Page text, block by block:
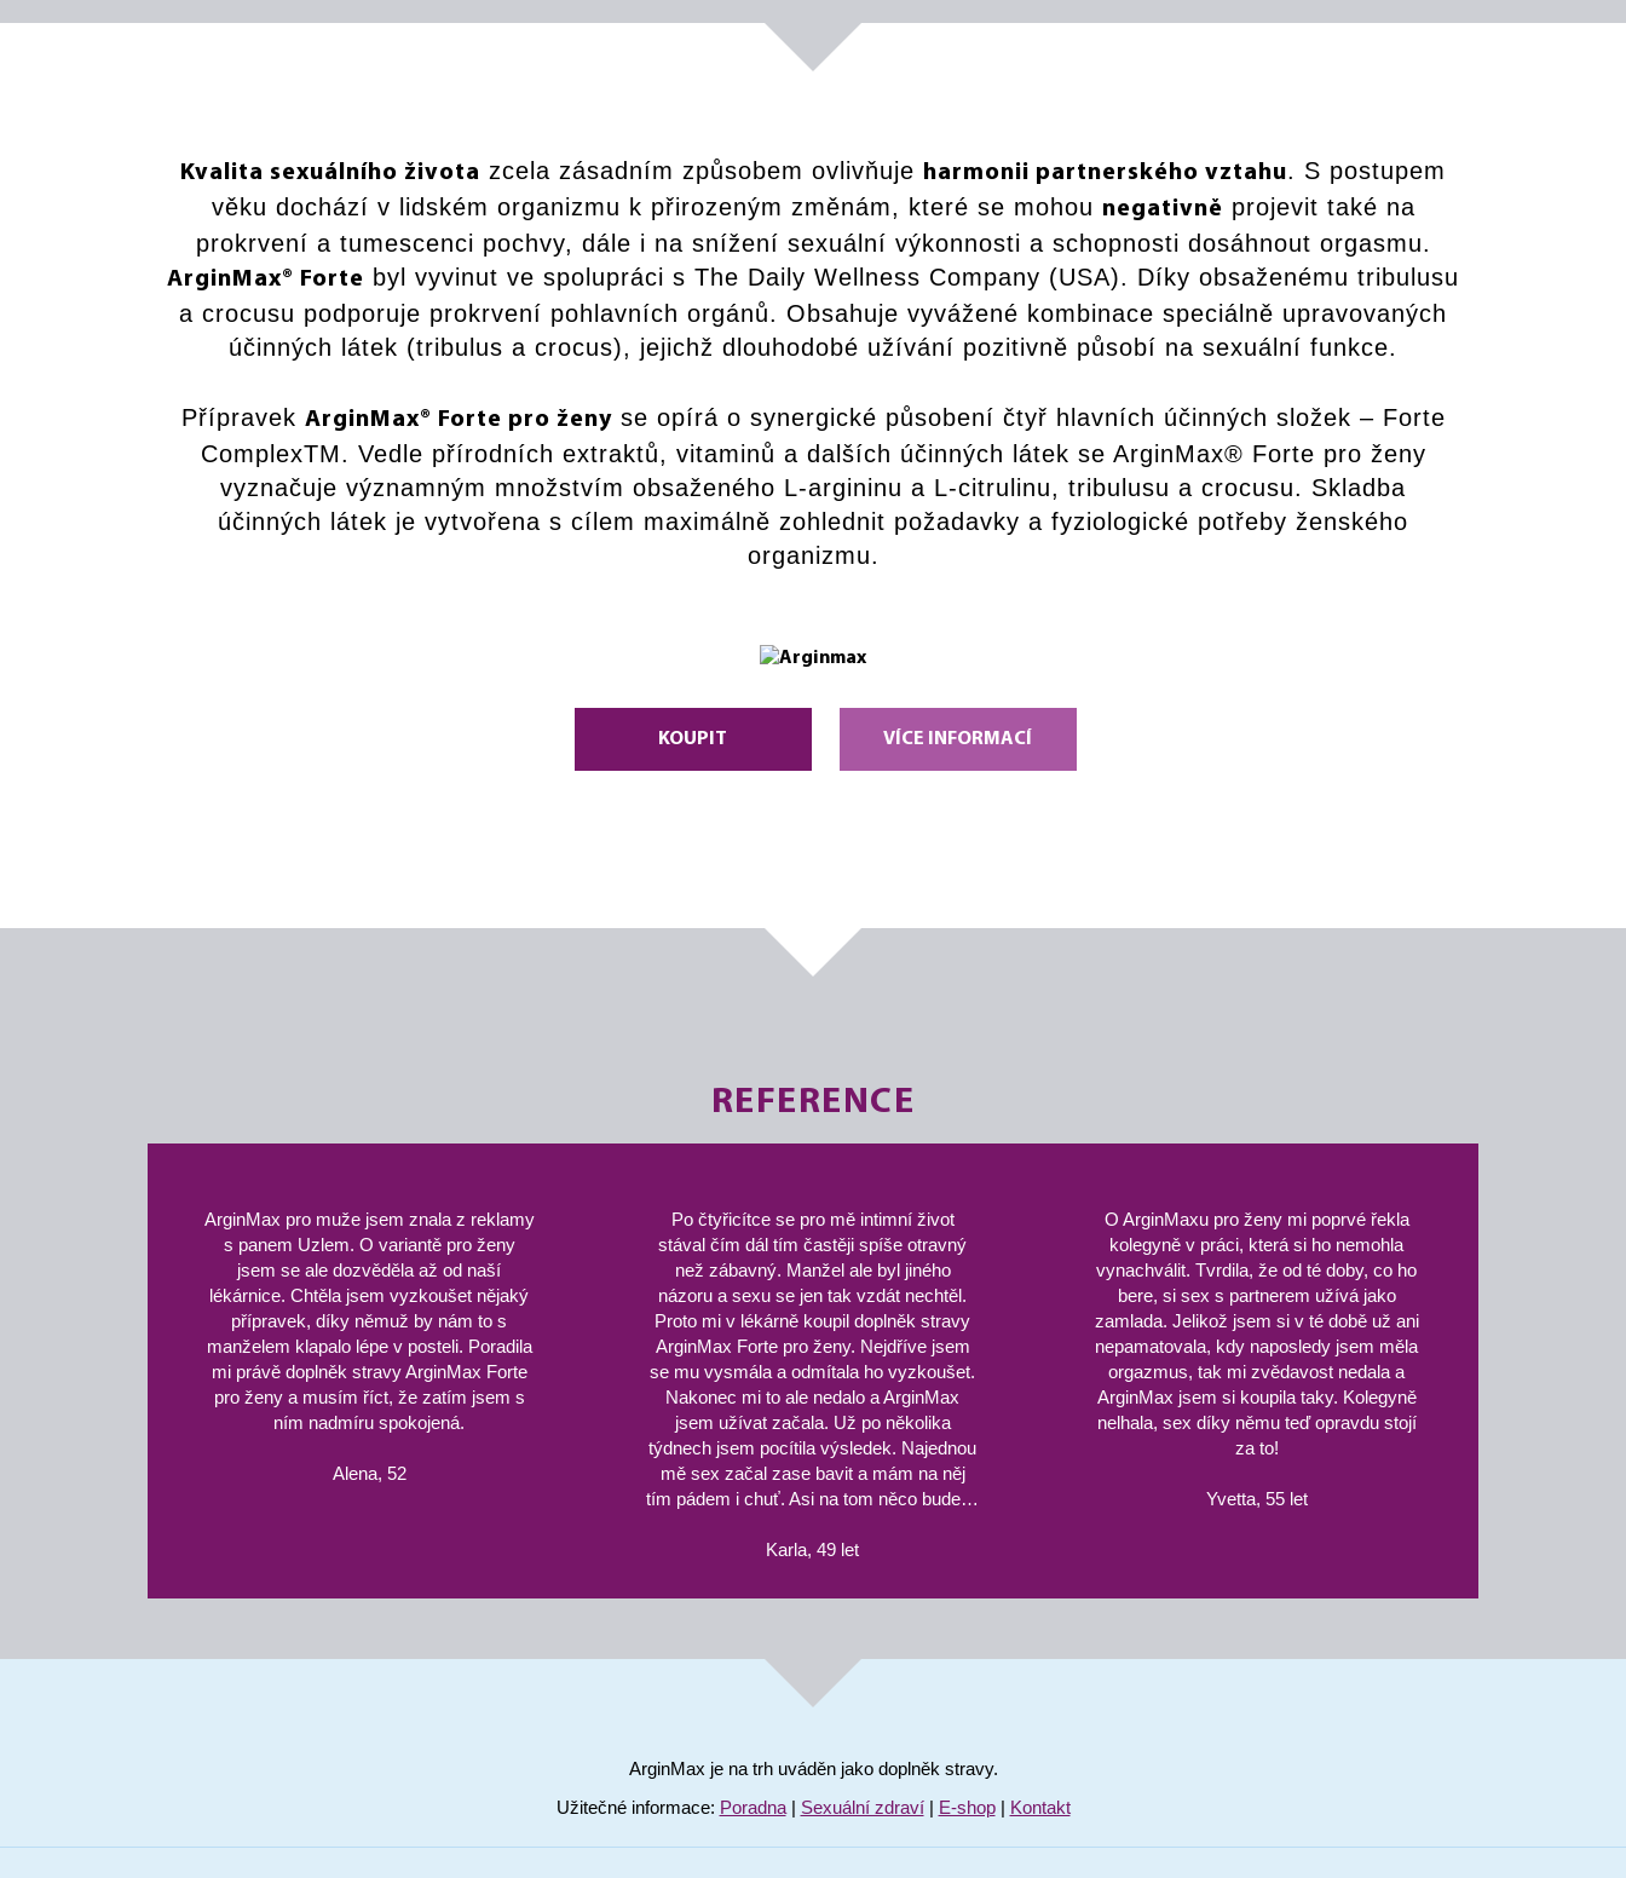
Kvalita sexuálního života zcela zásadním způsobem ovlivňuje harmonii partnerského vztahu. S postupem
věku dochází v lidském organizmu k přirozeným změnám, které se mohou negativně projevit také na
prokrvení a tumescenci pochvy, dále i na snížení sexuální výkonnosti a schopnosti dosáhnout orgasmu.
ArginMax® Forte byl vyvinut ve spolupráci s The Daily Wellness Company (USA). Díky obsaženému tribulusu
a crocusu podporuje prokrvení pohlavních orgánů. Obsahuje vyvážené kombinace speciálně upravovaných
účinných látek (tribulus a crocus), jejichž dlouhodobé užívání pozitivně působí na sexuální funkce.
Přípravek ArginMax® Forte pro ženyse opírá o synergické působení čtyř hlavních účinných složek – Forte
ComplexTM. Vedle přírodních extraktů, vitaminů a dalších účinných látek se ArginMax® Forte pro ženy
vyznačuje významným množstvím obsaženého L-argininu a L-citrulinu, tribulusu a crocusu. Skladba
účinných látek je vytvořena s cílem maximálně zohlednit požadavky a fyziologické potřeby ženského
organizmu.
KOUPIT VÍCE INFORMACÍ
REFERENCE
ArginMax pro muže jsem znala z reklamy
s panem Uzlem. O variantě pro ženy
jsem se ale dozvěděla až od naší
lékárnice. Chtěla jsem vyzkoušet nějaký
přípravek, díky němuž by nám to s
manželem klapalo lépe v posteli. Poradila
mi právě doplněk stravy ArginMax Forte
pro ženy a musím říct, že zatím jsem s
ním nadmíru spokojená.
Alena, 52
Po čtyřicítce se pro mě intimní život
stával čím dál tím častěji spíše otravný
než zábavný. Manžel ale byl jiného
názoru a sexu se jen tak vzdát nechtěl.
Proto mi v lékárně koupil doplněk stravy
ArginMax Forte pro ženy. Nejdříve jsem
se mu vysmála a odmítala ho vyzkoušet.
Nakonec mi to ale nedalo a ArginMax
jsem užívat začala. Už po několika
týdnech jsem pocítila výsledek. Najednou
mě sex začal zase bavit a mám na něj
tím pádem i chuť. Asi na tom něco bude…
Karla, 49 let
O ArginMaxu pro ženy mi poprvé řekla
kolegyně v práci, která si ho nemohla
vynachválit. Tvrdila, že od té doby, co ho
bere, si sex s partnerem užívá jako
zamlada. Jelikož jsem si v té době už ani
nepamatovala, kdy naposledy jsem měla
orgazmus, tak mi zvědavost nedala a
ArginMax jsem si koupila taky. Kolegyně
nelhala, sex díky němu teď opravdu stojí
za to!
Yvetta, 55 let
ArginMax je na trh uváděn jako doplněk stravy.
Užitečné informace: Poradna| Sexuální zdraví| E-shop| Kontakt